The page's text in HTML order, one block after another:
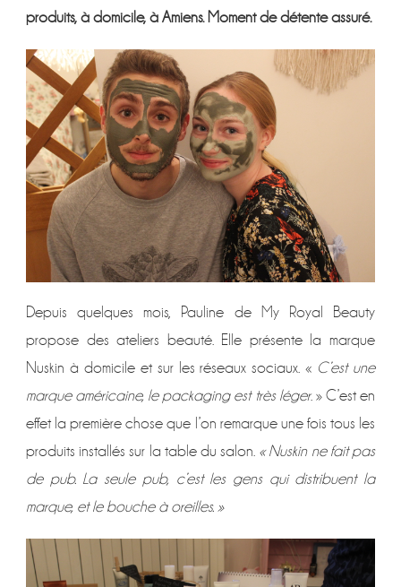
produits, à domicile, à Amiens. Moment de détente assuré.
Depuis quelques mois, Pauline de My Royal Beauty
propose des ateliers beauté. Elle présente la marque
Nuskin à domicile et sur les réseaux sociaux. « C’est une
marque américaine, le packaging est très léger. » C’est en
effet la première chose que l’on remarque une fois tous les
produits installés sur la table du salon. « Nuskin ne fait pas
de pub. La seule pub, c’est les gens qui distribuent la
marque, et le bouche à oreilles. »